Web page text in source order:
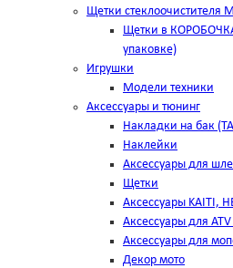
Щетки стеклоочистителя
Щетки в
упаковке)
Игрушки
Модели техники
Аксессуары и тюнинг
Накладки на бак
Наклейки
Аксессуары для
Щетки
Аксессуары KAITI,
Аксессуары для
Аксессуары для
Декор мото